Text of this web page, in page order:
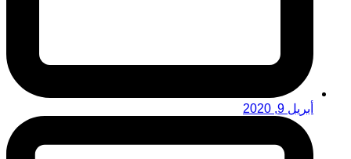
أبريل 9, 2020